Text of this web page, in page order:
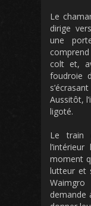
Le
dirige
une
colt et,
foudroie
Aussitôt,
ligoté.
Le train
moment
lutteur et
demande